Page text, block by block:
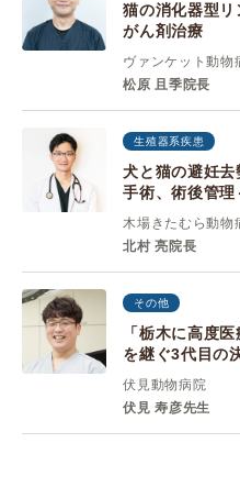
猫の消化器型
がん剤治療
ヴァンケット動物
松原 且季院長
生殖器系疾患
犬と猫の避妊去
手術、術後管理
木場きたむら動物
北村 亮院長
その他
「栃木に高度
を継ぐ3代目の
伏見動物病院
伏見 寿彦先生